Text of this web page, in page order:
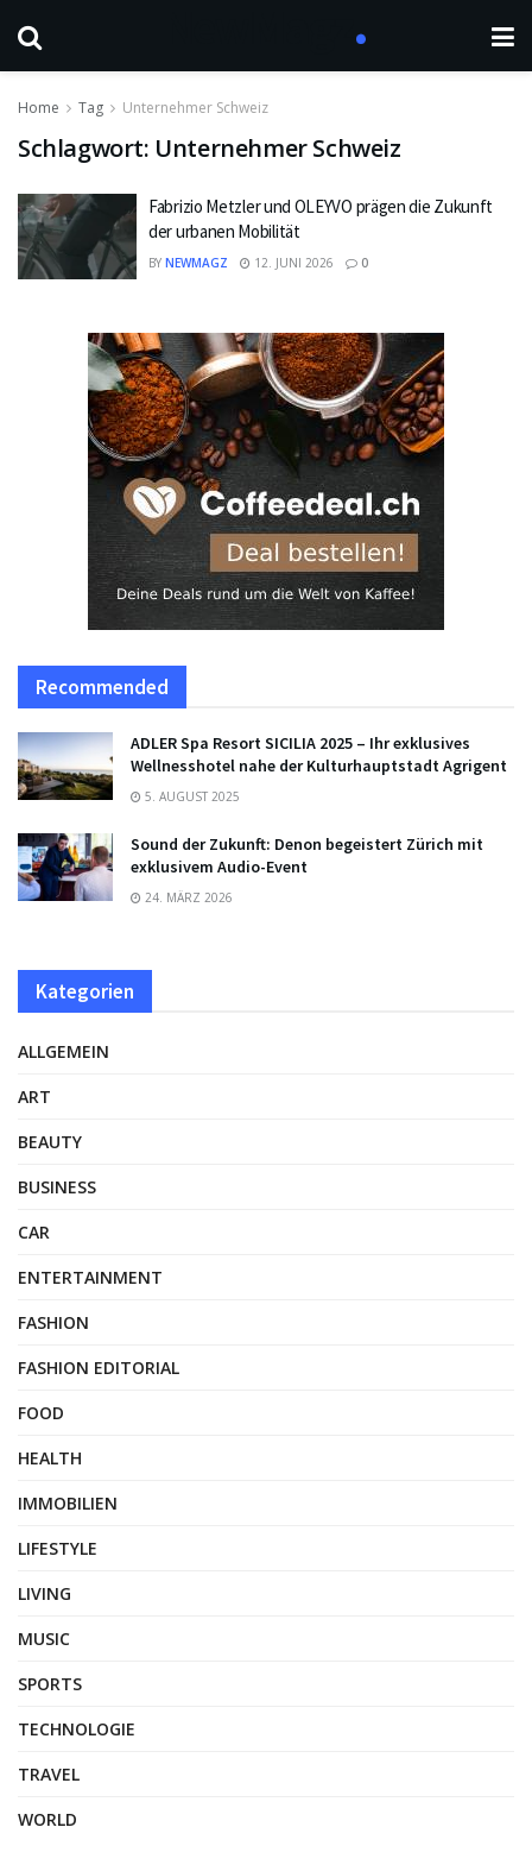
Home Tag Unternehmer Schweiz
Schlagwort: Unternehmer Schweiz
Fabrizio Metzler und OLEYVO prägen die Zukunft
der urbanen Mobilität
BY NEWMAGZ 12. JUNI 2026 0
Recommended
ADLER Spa Resort SICILIA 2025 – Ihr exklusives
Wellnesshotel nahe der Kulturhauptstadt Agrigent
5. AUGUST 2025
Sound der Zukunft: Denon begeistert Zürich mit
exklusivem Audio-Event
24. MÄRZ 2026
Kategorien
ALLGEMEIN
ART
BEAUTY
BUSINESS
CAR
ENTERTAINMENT
FASHION
FASHION EDITORIAL
FOOD
HEALTH
IMMOBILIEN
LIFESTYLE
LIVING
MUSIC
SPORTS
TECHNOLOGIE
TRAVEL
WORLD